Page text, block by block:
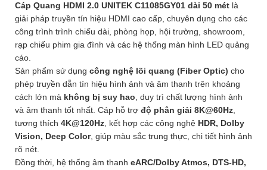
Cáp Quang HDMI 2.0 UNITEK C11085GY01 dài 50 mét là
giải pháp truyền tín hiệu HDMI cao cấp, chuyên dụng cho các
công trình trình chiếu dài, phòng họp, hội trường, showroom,
rạp chiếu phim gia đình và các hệ thống màn hình LED quảng
cáo.
Sản phẩm sử dụng công nghệ lõi quang (Fiber Optic) cho
phép truyền dẫn tín hiệu hình ảnh và âm thanh trên khoảng
cách lớn mà không bị suy hao , duy trì chất lượng hình ảnh
và âm thanh tốt nhất. Cáp hỗ trợ độ phân giải 8K@60Hz
tương thích 4K@120Hz , kết hợp các công nghệ HDR, Dolby
Vision, Deep Color, giúp màu sắc trung thực, chi tiết hình ảnh
rõ nét.
Đồng thời, hệ thống âm thanh eARC/Dolby Atmos, DTS-HD,